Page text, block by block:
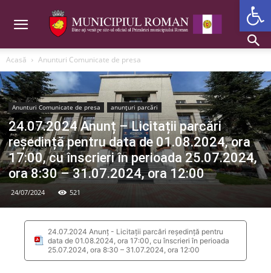
Acasă Anunturi Comunicate de presa
Anunturi Comunicate de presa anunțuri parcări
24.07.2024 Anunț – Licitații parcări
reședință pentru data de 01.08.2024, ora
17:00, cu înscrieri în perioada 25.07.2024,
ora 8:30 – 31.07.2024, ora 12:00
24/07/2024 521
24.07.2024 Anunț - Licitații parcări reședință pentru
data de 01.08.2024, ora 17:00, cu înscrieri în perioada
25.07.2024, ora 8:30 – 31.07.2024, ora 12:00